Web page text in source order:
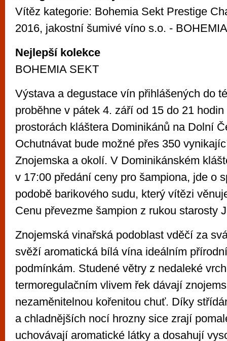
Vítěz kategorie: Bohemia Sekt Prestige
2016, jakostní šumivé víno s.o. -
Nejlepší kolekce
BOHEMIA SEKT
Výstava a degustace vín přihlášených do
proběhne v pátek 4. září od 15 do 21
prostorách kláštera Dominikánů na Dolní
Ochutnávat bude možné přes 350
Znojemska a okolí. V Dominikánském
v 17:00 předání ceny pro šampiona, jde o
podobě barikového sudu, který vítězi
Cenu převezme šampion z rukou starosty
Znojemská vinařská podoblast vděčí za
svěží aromatická bílá vína ideálním
podmínkám. Studené větry z nedaleké
termoregulačním vlivem řek dávají
nezaměnitelnou kořenitou chuť. Díky
a chladnějších nocí hrozny sice zrají
uchovávají aromatické látky a dosahují